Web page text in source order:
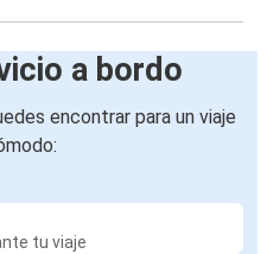
a bordo
encontrar para un viaje
tu viaje